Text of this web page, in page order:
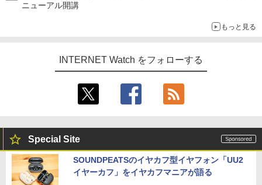
ニューアル開講
もっと見る
INTERNET Watch をフォローする
Special Site
SOUNDPEATSのイヤカフ型イヤフォン「UU2
イヤーカフ」をイヤカフマニアが語る